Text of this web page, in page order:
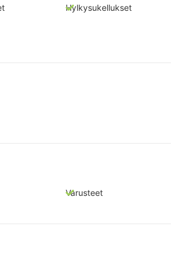
Hylkysukellukset
Varusteet